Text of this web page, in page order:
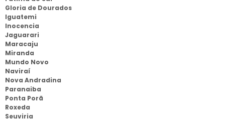
Gloria de Dourados
Iguatemi
Inocencia
Jaguarari
Maracaju
Miranda
Mundo Novo
Naviraí
Nova Andradina
Paranaiba
Ponta Porã
Roxeda
Seuviria